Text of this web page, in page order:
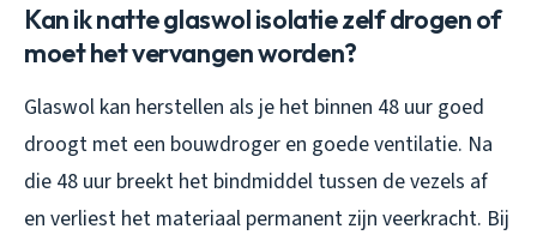
Kan ik natte glaswol isolatie zelf drogen of
moet het vervangen worden?
Glaswol kan herstellen als je het binnen 48 uur goed
droogt met een bouwdroger en goede ventilatie. Na
die 48 uur breekt het bindmiddel tussen de vezels af
en verliest het materiaal permanent zijn veerkracht. Bij